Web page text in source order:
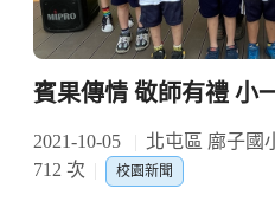
賓果傳情 敬師有禮 小
2021-10-05 北屯區 廍子國
712 次
校園新聞